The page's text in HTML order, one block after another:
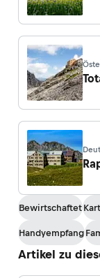
Bewirtschaftet
Handyempfang
Artikel zu